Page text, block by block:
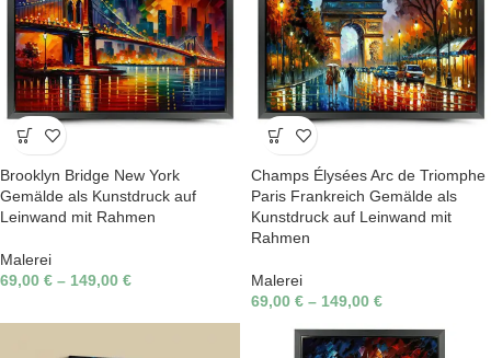
Brooklyn Bridge New York
Gemälde als Kunstdruck auf
Leinwand mit Rahmen
Malerei
69,00 € – 149,00 €
Champs Élysées Arc de Triomphe
Paris Frankreich Gemälde als
Kunstdruck auf Leinwand mit
Rahmen
Malerei
69,00 € – 149,00 €